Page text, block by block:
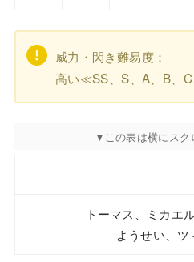
威力・閃き難易度：
高い≪SS、S、A、B、
トーマス、ミカエ
ようせい、